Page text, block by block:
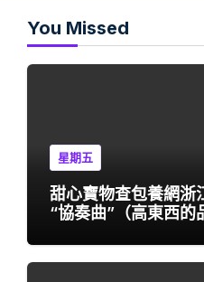
You Missed
星期五
甜心寶物查包養網浙
“協奏曲”（高東西的